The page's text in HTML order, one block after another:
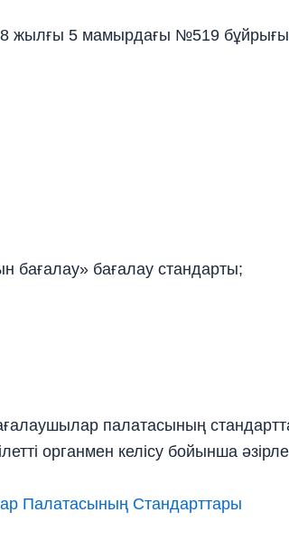
жылғы 5 мамырдағы №519
бағалау» бағалау стандарты;
палатасының
органмен келісу бойынша
Палатасының Стандарттары